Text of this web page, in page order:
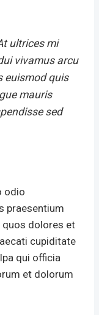
ultrices mi
vivamus arcu
euismod quis
mauris
sed
odio
praesentium
dolores et
cupiditate
qui officia
et dolorum